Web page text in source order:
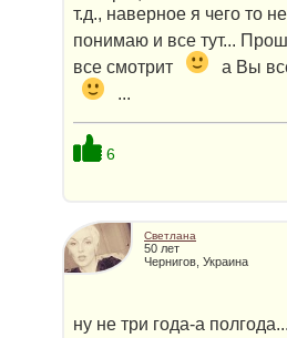
т.д., наверное я чего то
понимаю и все тут...
все смотрит
а Вы
...
6
Светлана
50 лет
Чернигов, Украина
ну не три года-а